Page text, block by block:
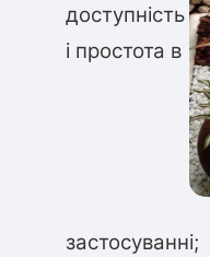
доступність
і простота в
застосуванні;